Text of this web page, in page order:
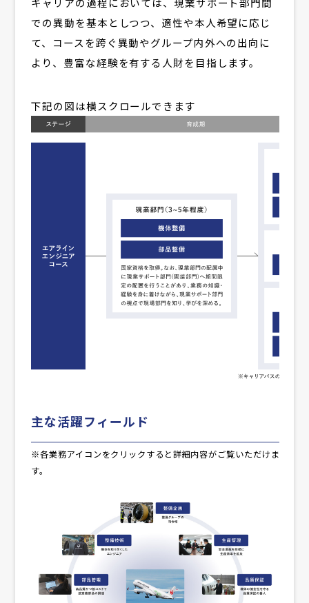
での異動を基本としつつ、適性や本人希望に応じ
て、コースを跨ぐ異動やグループ内外への出向に
より、豊富な経験を有する人財を目指します。
下記の図は横スクロールできます
主な活躍フィールド
※各業務アイコンをクリックすると詳細内容がご覧いただけま
す。